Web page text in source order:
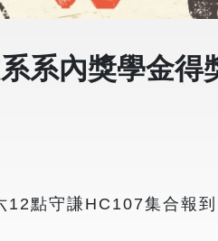
系內獎學金得
點守謙HC107集合報到